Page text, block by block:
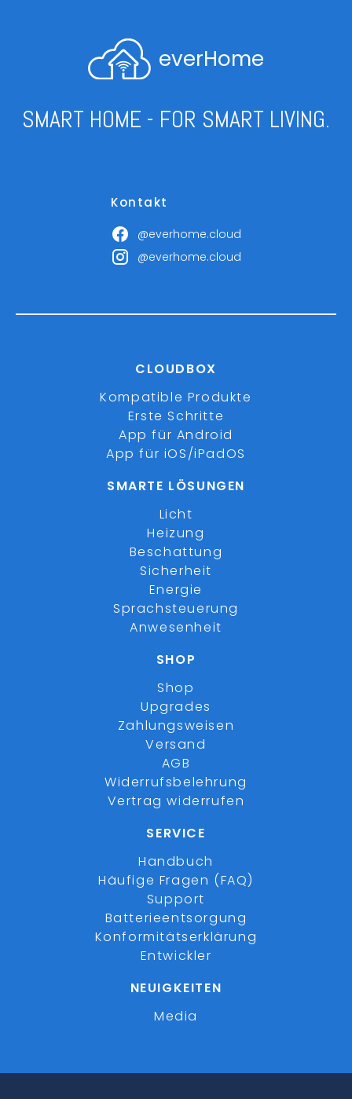
everHome
SMART HOME - FOR SMART LIVING.
Kontakt
@everhome.cloud
@everhome.cloud
CLOUDBOX
Kompatible Produkte
Erste Schritte
App für Android
App für iOS/iPadOS
SMARTE LÖSUNGEN
Licht
Heizung
Beschattung
Sicherheit
Energie
Sprachsteuerung
Anwesenheit
SHOP
Shop
Upgrades
Zahlungsweisen
Versand
AGB
Widerrufsbelehrung
Vertrag widerrufen
SERVICE
Handbuch
Häufige Fragen (FAQ)
Support
Batterieentsorgung
Konformitätserklärung
Entwickler
NEUIGKEITEN
Media